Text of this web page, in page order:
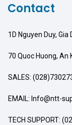
Contact
1D Nguyen Duy,
70 Quoc Huong, An
SALES:
EMAIL: Info@ntt-
TECH SUPPORT: